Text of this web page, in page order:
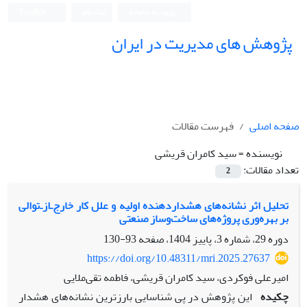
پژوهش های مدیریت در ایران
صفحه اصلی
فهرست مقالات
نویسنده =سید کامران قریشی
تعداد مقالات:
2
تحلیل اثر نشانه‌های هشداردهنده اولیه و علل کار‌ خارج‌ـ‌‌از‌ـ‌‌توالی
بر بهره‌وری پروژه‌های ساخت‌وساز صنعتی
دوره 29، شماره 3، پاییز 1404، صفحه
93-130
https://doi.org/10.48311/mri.2025.27637
امیرعلی فوکردی، سید کامران قریشی، فاطمه تقی‌ملایی
چکیده این پژوهش در پی شناسایی بارزترین نشانه‌های هشدار